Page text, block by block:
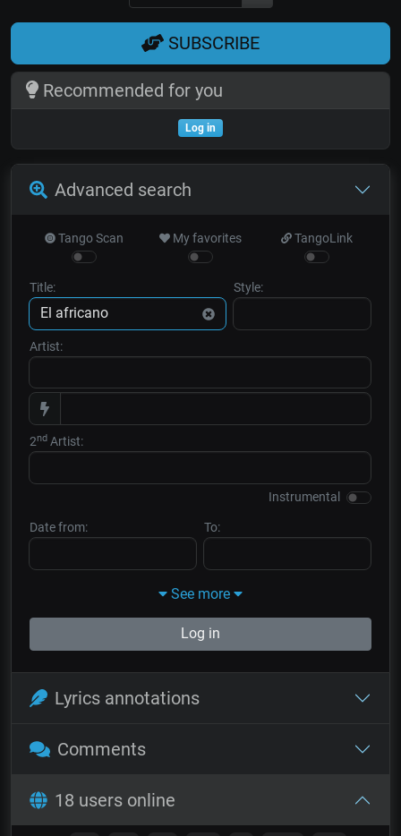
SUBSCRIBE
Recommended for you
Log in
Advanced search
Tango Scan My favorites TangoLink
Title: Style:
Artist:
2nd Artist:
Instrumental
Date from: To:
See more
Log in
Lyrics annotations
Comments
18 users online